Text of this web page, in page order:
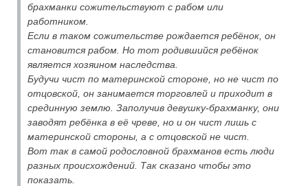
брахманки сожительствуют с рабом или
работником.
Если в таком сожительстве рождается ребёнок, он
становится рабом. Но тот родившийся ребёнок
является хозяином наследства.
Будучи чист по материнской стороне, но не чист по
отцовской, он занимается торговлей и приходит в
срединную землю. Заполучив девушку-брахманку, они
заводят ребёнка в её чреве, но и он чист лишь с
материнской стороны, а с отцовской не чист.
Вот так в самой родословной брахманов есть люди
разных происхождений. Так сказано чтобы это
показать.